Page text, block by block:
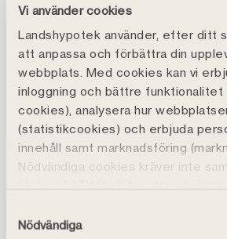
Vi använder cookies
Landshypotek använder, efter ditt
att anpassa och förbättra din
webbplats. Med cookies kan vi
inloggning och bättre funktionalitet
cookies), analysera hur
(statistikcookies) och erbjuda
innehåll samt marknadsföring
Nödvändiga cookies kräver inte
Du kan läsa mer, ändra dina val
Nödvändiga
behöver vara tydliga
Representanterna från
Kinnunen (SD), Tomas Kronståhl
(KD), Rebecka Le Moine (MP),
Madelaine Jakobsson (C) samt Elin
eniga om att osäkerheten behöver
olika synsätt bland annat kring
under ansvar" ska tolkas, om
rådgivning eller mer styrning?